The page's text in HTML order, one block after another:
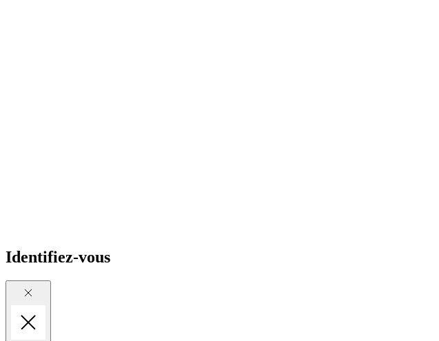
Identifiez-vous